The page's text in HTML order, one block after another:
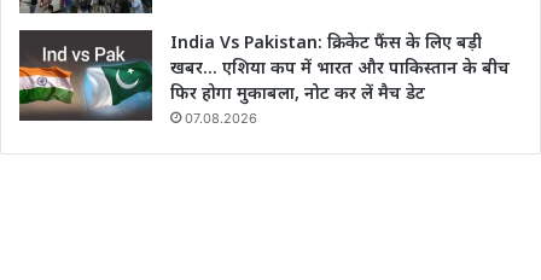
India Vs Pakistan: क्रिकेट फैंस के लिए बड़ी
खबर… एशिया कप में भारत और पाकिस्तान के बीच
फिर होगा मुकाबला, नोट कर लें मैच डेट
07.08.2026